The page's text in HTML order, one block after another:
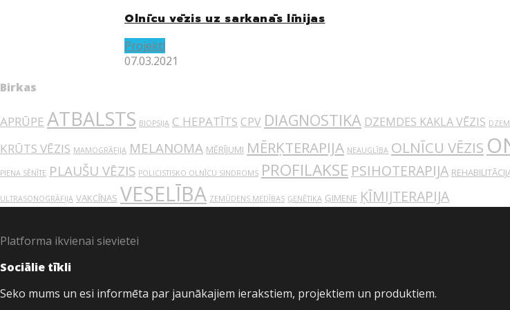
Olnīcu vēzis uz sarkanās līnijas
Projekti
07.03.2021
Birkas
APRŪPE ATBALSTS BIOPSIJA C HEPATĪTS CPV DIAGNOSTIKA DZEMDES KAKLA VĒZIS
KRŪTS VĒZIS MAMOGRĀFIJA MELANOMA MĒRĪJUMI MĒRĶTERAPIJA NEAUGLĪBA OLNĪCU VĒZIS
PIENA SĒNĪTE PLAUŠU VĒZIS POLICISTISKO OLNĪCU SINDROMS PROFILAKSE PSIHOTERAPIJA
ULTRASONOGRĀFIJA VAKCĪNAS VESELĪBA ZEMŪDENS MEDĪBAS ĢENĒTIKA ĢIMENE ĶĪMIJTERAPIJA
Platforma ikvienai sievietei
Sociālie tīkli
Seko mums un esi informēta par jaunākajiem ierakstiem, projektiem un produktiem.